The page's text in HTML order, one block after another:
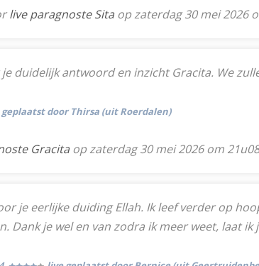
live paragnoste Sita op zaterdag 30 mei 2026
duidelijk antwoord en inzicht Gracita. We
door Thirsa (uit Roerdalen)
Gracita op zaterdag 30 mei 2026 om 21u08
je eerlijke duiding Ellah. Ik leef verder op
Dank je wel en van zodra ik meer weet, laat